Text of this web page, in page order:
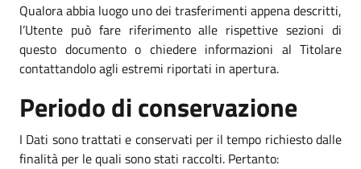
Qualora abbia luogo uno dei trasferimenti appena descritti,
l’Utente può fare riferimento alle rispettive sezioni di
questo documento o chiedere informazioni al Titolare
contattandolo agli estremi riportati in apertura.
Periodo di conservazione
I Dati sono trattati e conservati per il tempo richiesto dalle
finalità per le quali sono stati raccolti. Pertanto: